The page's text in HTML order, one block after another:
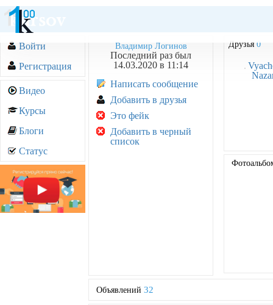
Войти
Регистрация
Видео
Курсы
Блоги
Статус
Владимир Логинов
Последний раз был
14.03.2020 в 11:14
Написать сообщение
Добавить в друзья
Это фейк
Добавить в черный
список
Друзья 0
Объявлений 32